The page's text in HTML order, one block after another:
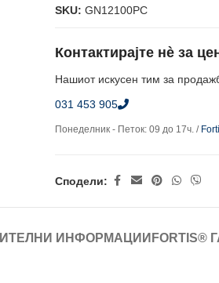
SKU:GN12100PC
Контактирајте нè за
Нашиот искусен тим за
031 453 905
Понеделник - Петок: 09 до 17ч. /
Сподели:
ИНФОРМАЦИИ FORTIS®